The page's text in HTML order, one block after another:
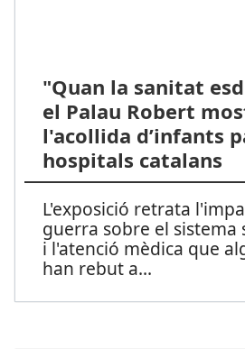
"Quan la sanitat
el Palau Robert
l'acollida d’infants
hospitals catalans
L'exposició retrata
guerra sobre el sistema
i l'atenció mèdica que
han rebut a...